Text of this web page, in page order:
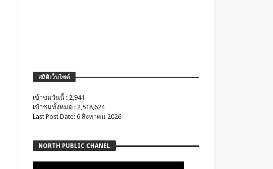
สถิติเว็บไซต์
เข้าชมวันนี้ : 2,941
เข้าชมทั้งหมด : 2,518,624
Last Post Date: 6 สิงหาคม 2026
NORTH PUBLIC CHANEL